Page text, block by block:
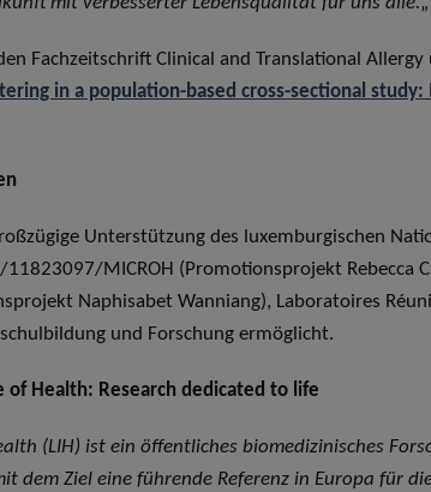
Fachzeitschrift Clinical and Translational
in a population-based cross-sectional
Unterstützung des luxemburgischen
11823097/MICROH (Promotionsprojekt Rebecca
Naphisabet Wanniang), Laboratoires
und Forschung ermöglicht.
Health: Research dedicated to life
(LIH) ist ein öffentliches biomedizinisches
dem Ziel eine führende Referenz in Europa für